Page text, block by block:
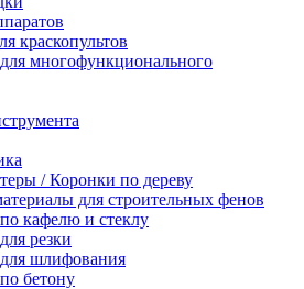
краскопультов
многофункционального
/ Коронки по дереву
для строительных фенов
кафелю и стеклу
резки
шлифования
бетону